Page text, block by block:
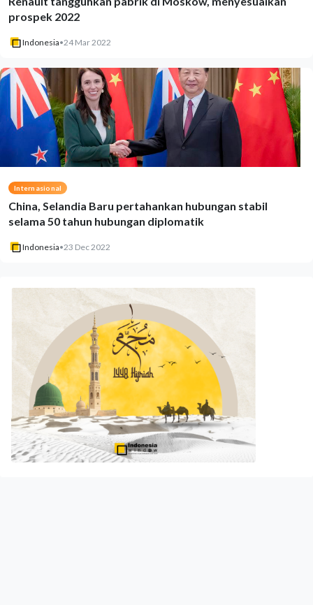
prospek 2022
Indonesia•24 Mar 2022
Internasional
China, Selandia Baru pertahankan hubungan stabil
selama 50 tahun hubungan diplomatik
Indonesia•23 Dec 2022